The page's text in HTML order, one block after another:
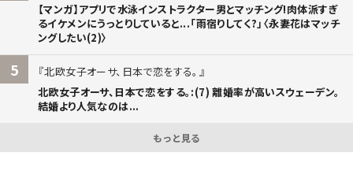
【マンガ】アプリで水泳インストラクター男とマッチング!肉体派すぎ
るイケメンにうっとりしていると...「雨宿りしてく?」〈永妻花はマッチ
ングしたい(2)〉
5
北欧女子オーサ、日本で恋をする。
北欧女子オーサ、日本で恋をする。:(7) 離婚率が高いスウェーデン。
結婚より人気なのは...
もっと見る